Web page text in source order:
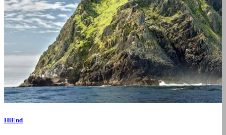
HiEnd